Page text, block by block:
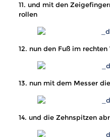
11. und mit den
rollen
12. nun den Fuß im
13. nun mit dem Messer
14. und die Zehnspitzen